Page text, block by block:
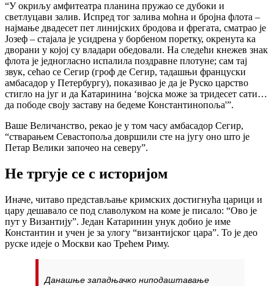
“У окриљу амфитеатра планина пружао се дубоки и
светлуцави залив. Испред тог залива моћна и бројна флота –
најмање двадесет пет линијских бродова и фрегата, сматрао је
Јозеф – стајала је усидрена у борбеном поретку, окренута ка
дворани у којој су владари обедовали. На следећи кнежев знак
флота је једногласно испалила поздравне плотуне; сам тај
звук, сећао се Сегир (гроф де Сегир, тадашњи француски
амбасадор у Петербургу), показивао је да је Руско царство
стигло на југ и да Катаринина ‘војска може за тридесет сати…
да пободе своју заставу на бедеме Константинопоља'”.
Ваше Величанство, рекао је у том часу амбасадор Сегир,
“стварањем Севастопоља довршили сте на југу оно што је
Петар Велики започео на северу”.
Не тргује се с историјом
Иначе, читаво представљање кримских достигнућа царици и
цару дешавало се под славолуком на коме је писало: “Ово је
пут у Византију”. Један Катаринин унук добио је име
Константин и учен је за улогу “византијског цара”. То је део
руске идеје о Москви као Трећем Риму.
Данашње западњачко ниподаштавање